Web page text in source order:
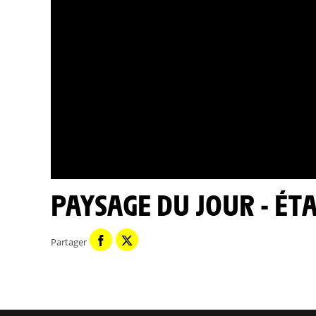
PAYSAGE DU JOUR -
Partager